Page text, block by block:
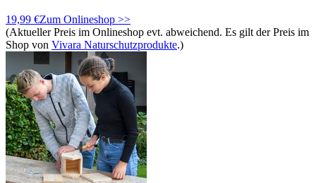
19,99 €Zum Onlineshop >>
(Aktueller Preis im Onlineshop evt. abweichend. Es gilt der Preis im
Shop von Vivara Naturschutzprodukte.)